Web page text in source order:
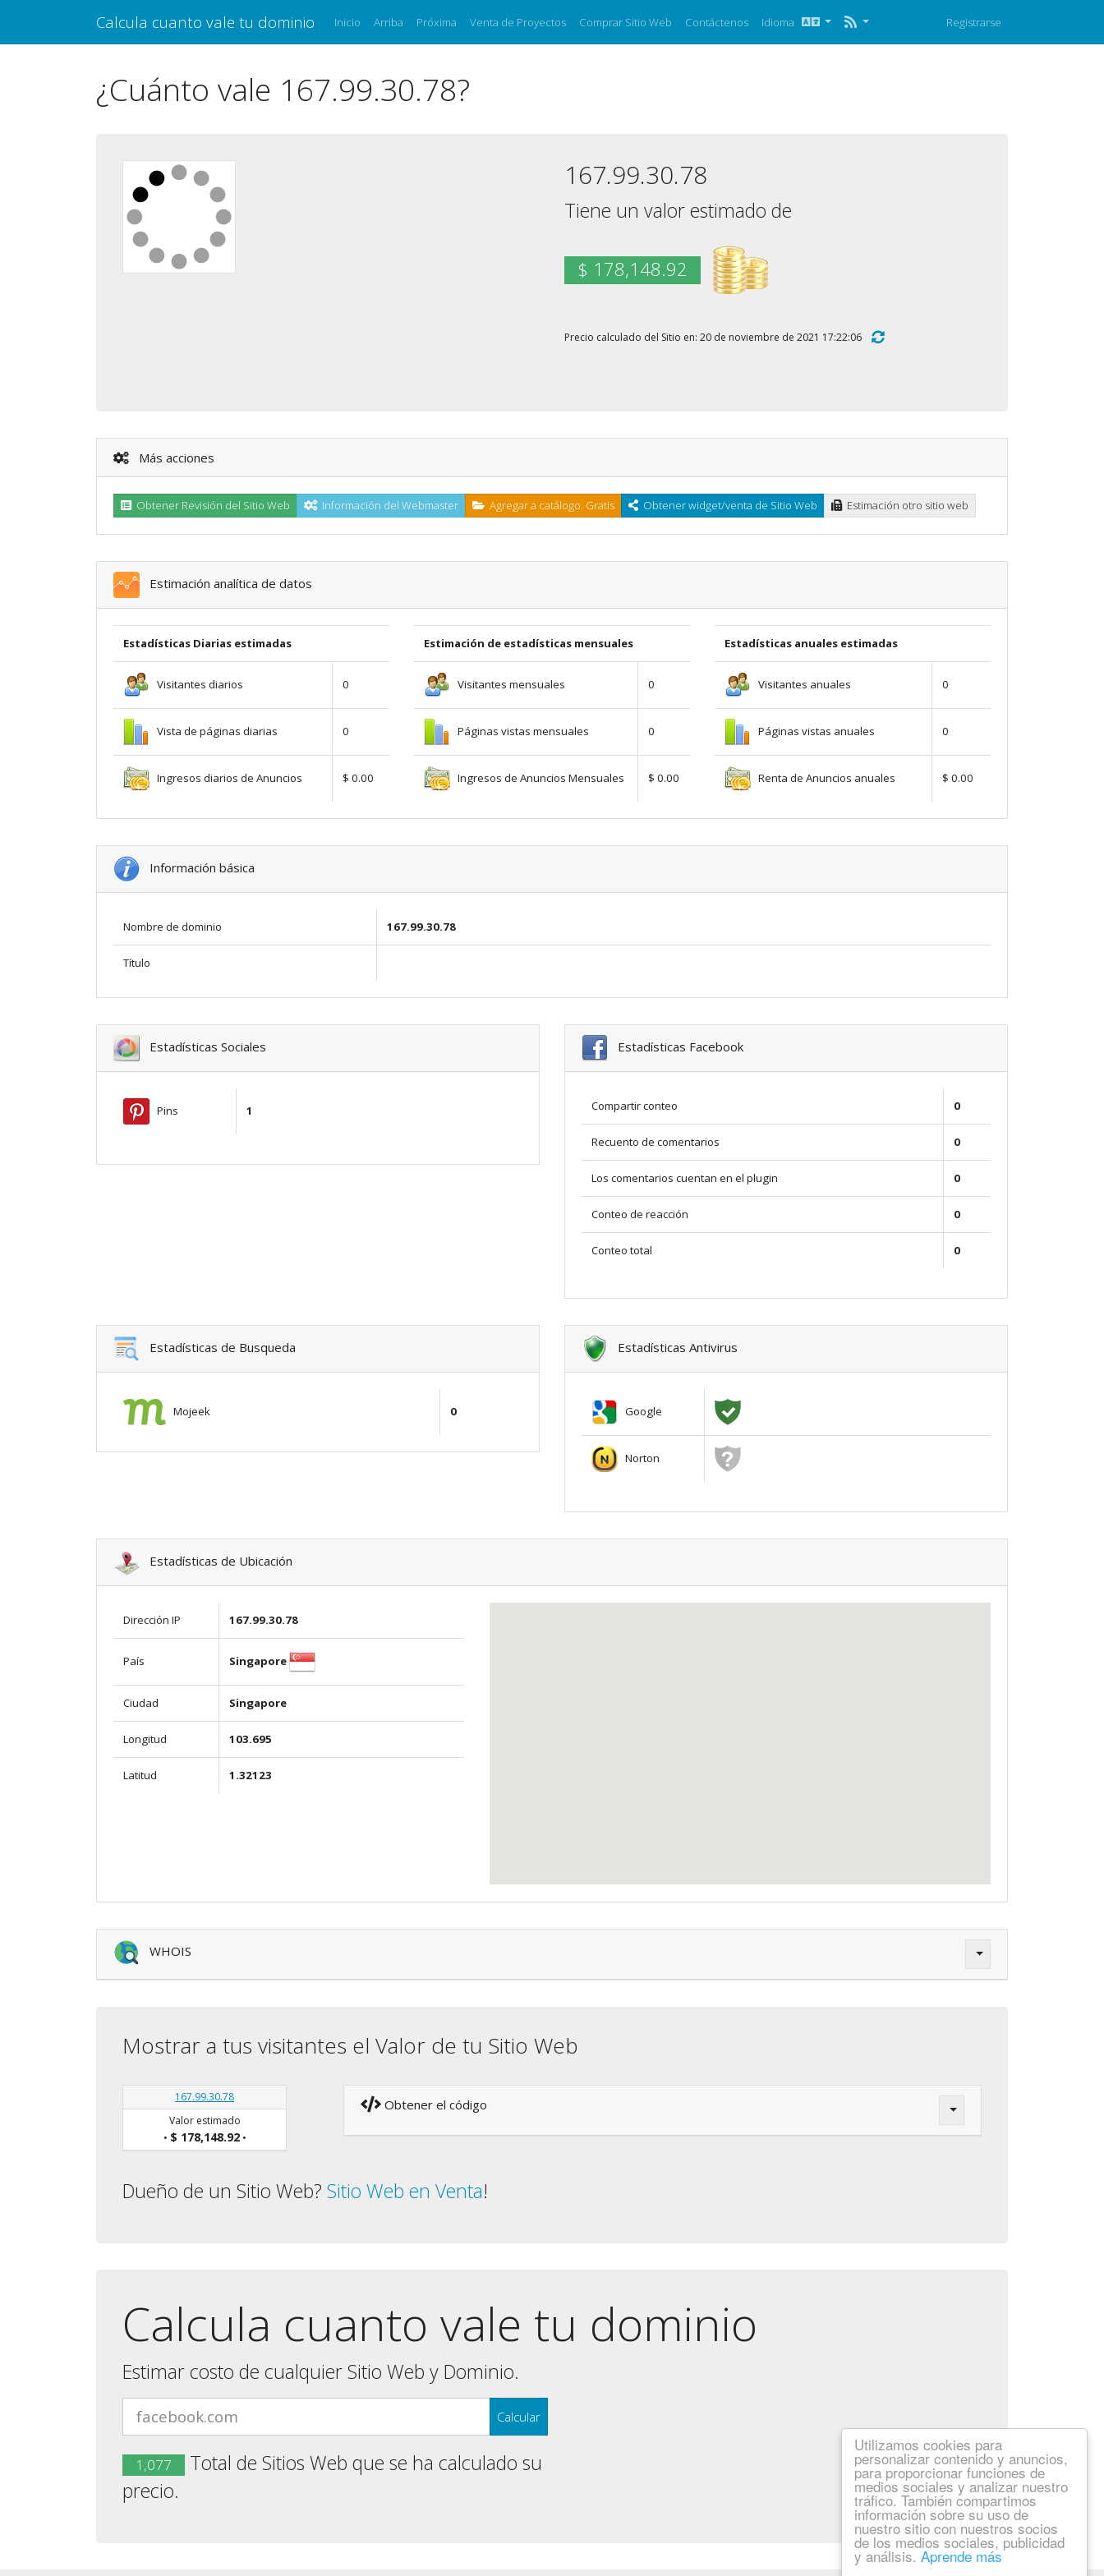
Utilizamos cookies para
personalizar contenido y anuncios,
para proporcionar funciones de
medios sociales y analizar nuestro
tráfico. También compartimos
información sobre su uso de
nuestro sitio con nuestros socios
de los medios sociales, publicidad
y análisis. Aprende más
Calcula cuanto vale tu dominio Inicio Arriba Próxima Venta de Proyectos Comprar Sitio Web Contáctenos Idioma Registrarse
¿Cuánto vale 167.99.30.78?
167.99.30.78
Tiene un valor estimado de
$ 178,148.92
Precio calculado del Sitio en: 20 de noviembre de 2021 17:22:06
Más acciones
Obtener Revisión del Sitio Web Información del Webmaster Agregar a catálogo. Gratis Obtener widget/venta de Sitio Web Estimación otro sitio web
Estimación analítica de datos
Estadísticas Diarias estimadas
Visitantes diarios 0
Vista de páginas diarias 0
Ingresos diarios de Anuncios $ 0.00
Estimación de estadísticas mensuales
Visitantes mensuales 0
Páginas vistas mensuales 0
Ingresos de Anuncios Mensuales $ 0.00
Estadísticas anuales estimadas
Visitantes anuales 0
Páginas vistas anuales 0
Renta de Anuncios anuales $ 0.00
Información básica
Nombre de dominio 167.99.30.78
Título
Estadísticas Sociales
Pins 1
Estadísticas Facebook
Compartir conteo 0
Recuento de comentarios 0
Los comentarios cuentan en el plugin 0
Conteo de reacción 0
Conteo total 0
Estadísticas de Busqueda
Mojeek 0
Estadísticas Antivirus
Google
Norton
Estadísticas de Ubicación
Dirección IP 167.99.30.78
País Singapore
Ciudad Singapore
Longitud 103.695
Latitud 1.32123
WHOIS
Mostrar a tus visitantes el Valor de tu Sitio Web
167.99.30.78
Valor estimado
• $ 178,148.92•
Obtener el código
Dueño de un Sitio Web? Sitio Web en Venta!
Calcula cuanto vale tu dominio
Estimar costo de cualquier Sitio Web y Dominio.
1,077
Total de Sitios Web que se ha calculado su
precio.